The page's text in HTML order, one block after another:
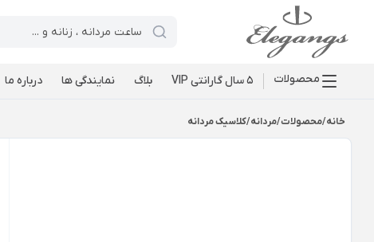
محصولات 5 سال گارانتی VIP بلاگ نمایندگی ها درباره ما
خانه/محصولات/مردانه/کلاسیک مردانه